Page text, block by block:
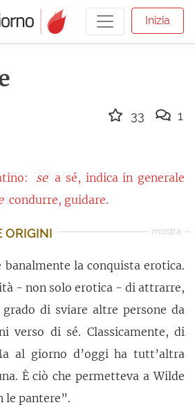
Inizia
se a sé, indica in generale
condurre, guidare.
ORIGINI mostra
banalmente la conquista erotica.
- non solo erotica - di attrarre,
di sviare altre persone da
verso di sé. Classicamente, di
al giorno d’oggi ha tutt’altra
È ciò che permetteva a Wilde
le pantere”.
33 1